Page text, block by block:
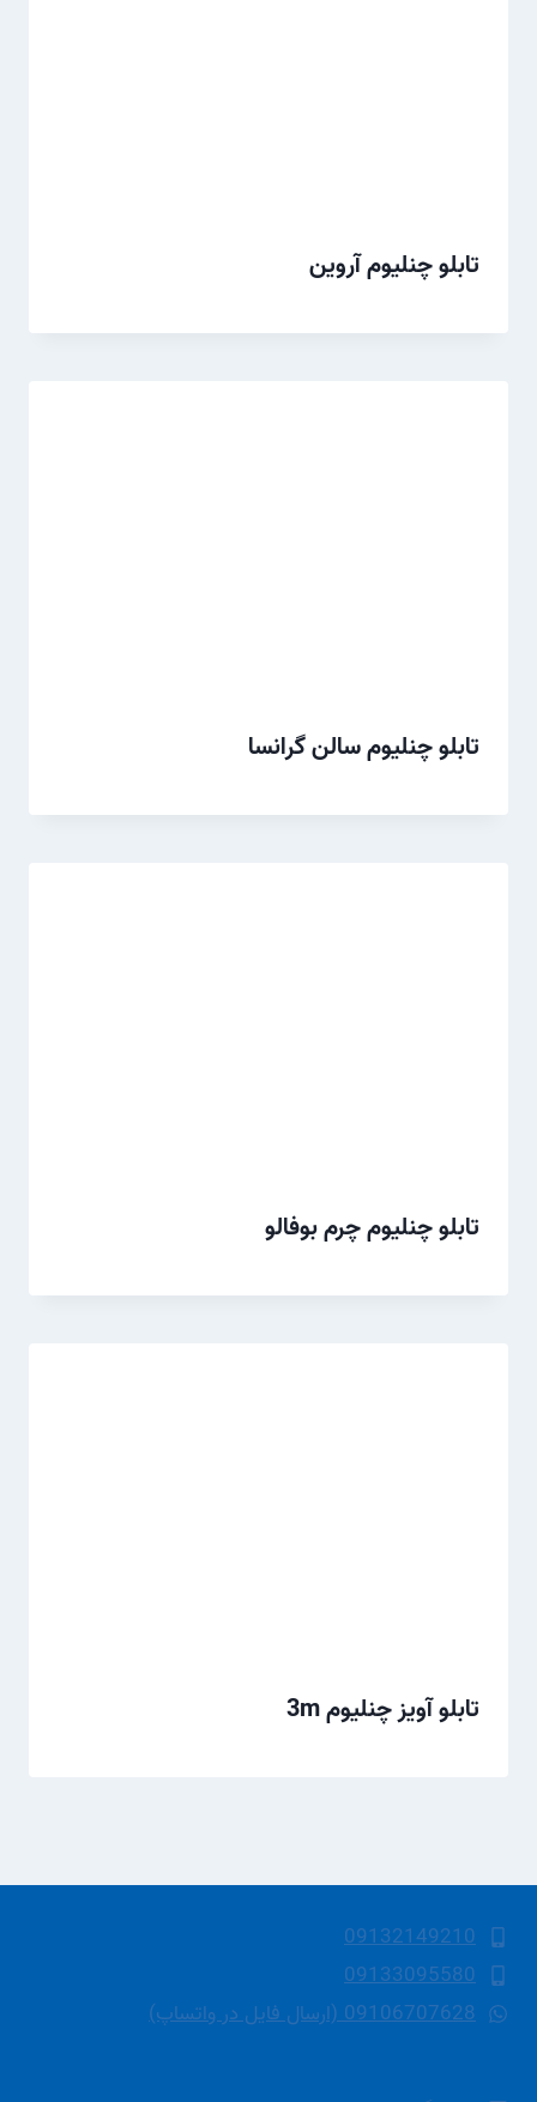
تابلو چنلیوم آروین
تابلو چنلیوم سالن گرانسا
تابلو چنلیوم چرم بوفالو
تابلو آویز چنلیوم 3m
09132149210
09133095580
09106707628 (ارسال فایل در واتساپ)